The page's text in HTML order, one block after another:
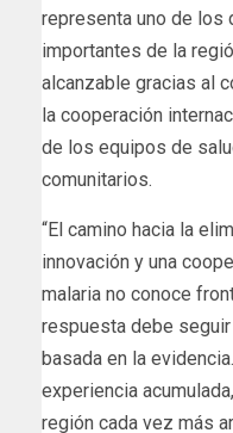
representa uno de
importantes de la
alcanzable gracias al
la cooperación
de los equipos de
comunitarios.
“El camino hacia la
innovación y una
malaria no conoce
respuesta debe
basada en la
experiencia
región cada vez más